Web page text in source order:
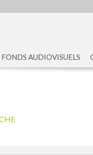
FONDS AUDIOVISUELS